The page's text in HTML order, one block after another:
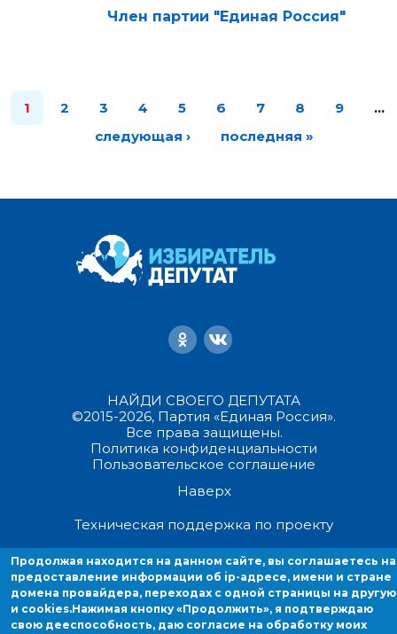
Член партии "Единая Россия"
1 2 3 4 5 6 7 8 9
…
следующая ›
последняя »
НАЙДИ СВОЕГО ДЕПУТАТА
©2015-2026, Партия «Единая Россия».
Все права защищены.
Политика конфиденциальности
Пользовательское соглашение
Наверх
Техническая поддержка по проекту
Продолжая находиться на данном сайте, вы соглашаетесь на
предоставление информации об ip-адресе, имени и стране домена
провайдера, переходах с одной страницы на другую и cookies.
Продолжая находится на данном сайте, вы соглашаетесь на
предоставление информации об ip-адресе, имени и стране
домена провайдера, переходах с одной страницы на другую
и cookies.Нажимая кнопку «Продолжить», я подтверждаю
свою дееспособность, даю согласие на обработку моих